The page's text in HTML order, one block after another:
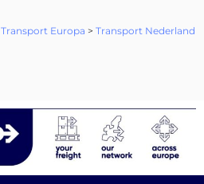
Transport Europa > Transport Nederland